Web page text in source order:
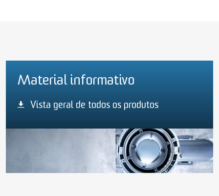
Material informativo
Vista geral de todos os produtos